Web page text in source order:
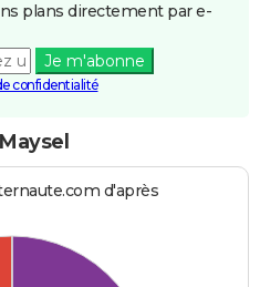
plans directement par e-
Je m'abonne
confidentialité
d'après